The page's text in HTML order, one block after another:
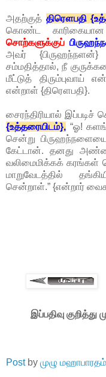
அதற்குத் திரௌபதி
கொண்ட
சொற்களுக்குப்
அவர் {பிருஹந்நளன்}
சம்மதித்தால், நீ
மீட்டுத் திரும்புவாய்
என்றாள் {திரௌபதி}.
சைரந்திரியால் இப்படிச்
{உத்தரையிடம்}, “ஓ!
சென்று
கேட்டான். தனது
வலிமைமிக்கக்
மாறுவேடத்தில்
சென்றாள்.” {என்றார்
இப்பதிவு
Postby முழு மஹாபாரதம்